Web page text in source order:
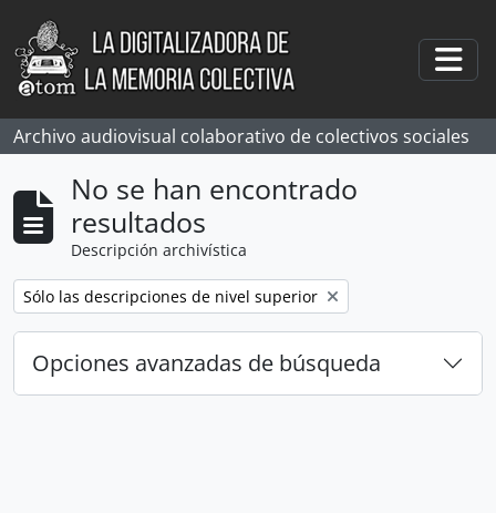
Skip to main content
Archivo audiovisual colaborativo de colectivos sociales
No se han encontrado
resultados
Descripción archivística
Remove filter:
Sólo las descripciones de nivel superior
Opciones avanzadas de búsqueda